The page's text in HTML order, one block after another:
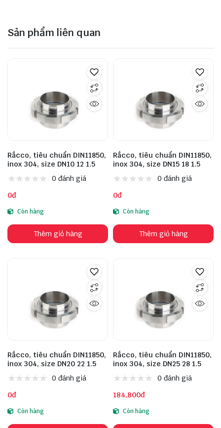
Sản phẩm liên quan
Rắcco, tiêu chuẩn DIN11850,
inox 304, size DN10 12 1.5
0 đánh giá
0đ
Còn hàng
Thêm giỏ hàng
Rắcco, tiêu chuẩn DIN11850,
inox 304, size DN15 18 1.5
0 đánh giá
0đ
Còn hàng
Thêm giỏ hàng
Rắcco, tiêu chuẩn DIN11850,
inox 304, size DN20 22 1.5
0 đánh giá
0đ
Còn hàng
Rắcco, tiêu chuẩn DIN11850,
inox 304, size DN25 28 1.5
0 đánh giá
184,800đ
Còn hàng